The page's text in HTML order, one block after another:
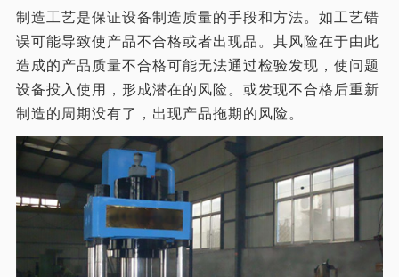
制造工艺是保证设备制造质量的手段和方法。如工艺错
误可能导致使产品不合格或者出现品。其风险在于由此
造成的产品质量不合格可能无法通过检验发现，使问题
设备投入使用，形成潜在的风险。或发现不合格后重新
制造的周期没有了，出现产品拖期的风险。